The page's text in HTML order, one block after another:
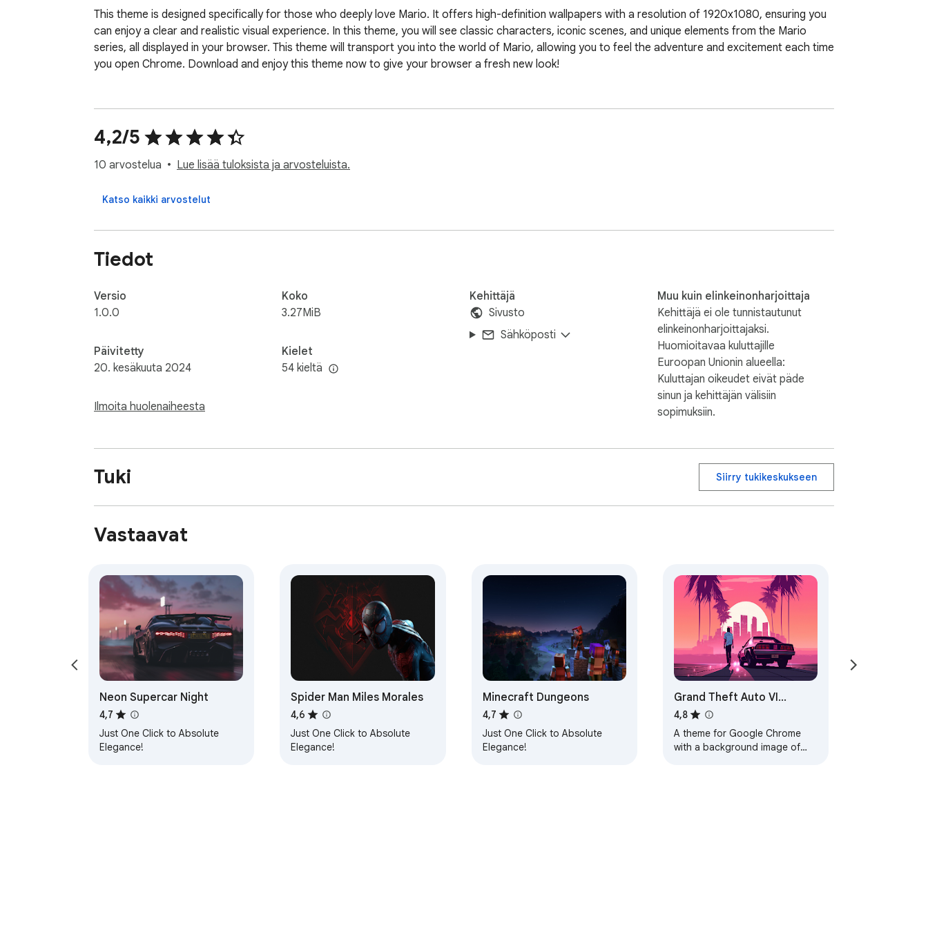
This theme is designed specifically for those who deeply love Mario. It offers high-definition wallpapers with a resolution of 1920x1080, ensuring you
can enjoy a clear and realistic visual experience. In this theme, you will see classic characters, iconic scenes, and unique elements from the Mario
series, all displayed in your browser. This theme will transport you into the world of Mario, allowing you to feel the adventure and excitement each time
you open Chrome. Download and enjoy this theme now to give your browser a fresh new look!
4,2/5
10 arvostelua Lue lisää tuloksista ja arvosteluista.
Katso kaikki arvostelut
Tiedot
Versio
1.0.0
Päivitetty
20. kesäkuuta 2024
Ilmoita huolenaiheesta
Koko
3.27MiB
Kielet
54 kieltä
Kehittäjä
Sivusto
Sähköposti
Muu kuin elinkeinonharjoittaja
Kehittäjä ei ole tunnistautunut
elinkeinonharjoittajaksi.
Huomioitavaa kuluttajille
Euroopan Unionin alueella:
Kuluttajan oikeudet eivät päde
sinun ja kehittäjän välisiin
sopimuksiin.
Tuki Siirry tukikeskukseen
Vastaavat
Neon Supercar Night
4,7
Just One Click to Absolute
Elegance!
Spider Man Miles Morales
4,6
Just One Click to Absolute
Elegance!
Minecraft Dungeons
4,7
Just One Click to Absolute
Elegance!
Grand Theft Auto VI
Browser Theme
4,8
A theme for Google Chrome
with a background image of